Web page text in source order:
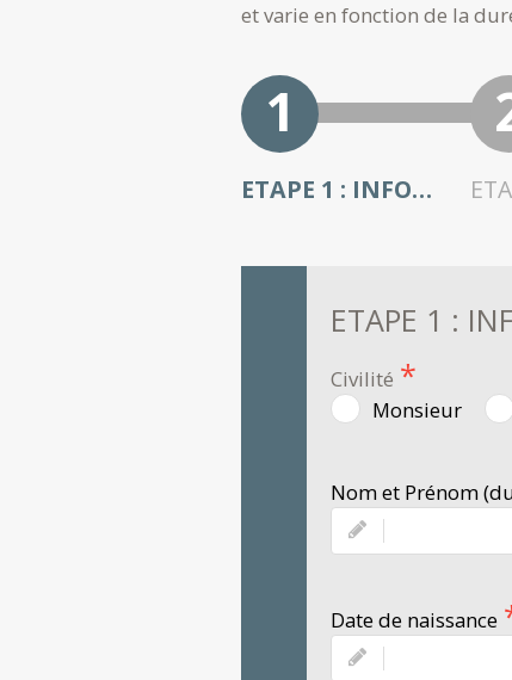
et varie en fonction de la
ETAPE 2 :
ETAPE 2 : VOS MISSIONS
ETAPE 3 :
ETAPE 3 : ORGANISATION
ETAPE 4 :
ETAPE 4 : PAIEMENT DE
ETAPE 1 : INFORMATIONS SUR LE VOLONTAIRE
ETAPE 1 :
Civilité
Monsieur
Nom et Prénom
Date de naissance